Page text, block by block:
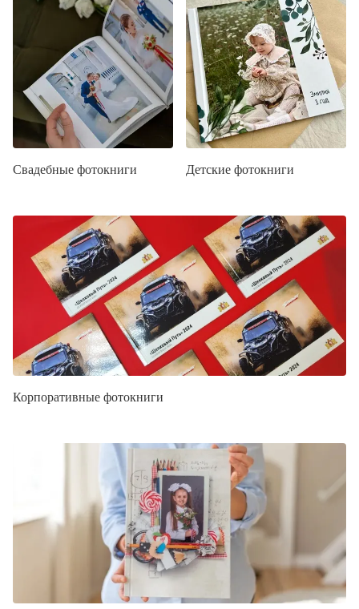
Свадебные фотокниги Детские фотокниги
Корпоративные фотокниги